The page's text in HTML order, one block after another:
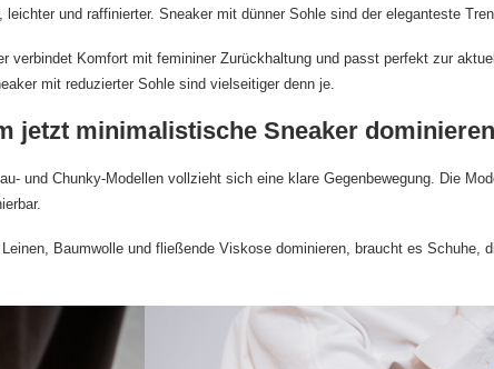
und raffinierter. Sneaker mit dünner Sohle sind der eleganteste
verbindet Komfort mit femininer Zurückhaltung und passt perfekt zur
mit reduzierter Sohle sind vielseitiger denn je.
jetzt minimalistische Sneaker dominieren
und Chunky-Modellen vollzieht sich eine klare Gegenbewegung. Die
Baumwolle und fließende Viskose dominieren, braucht es